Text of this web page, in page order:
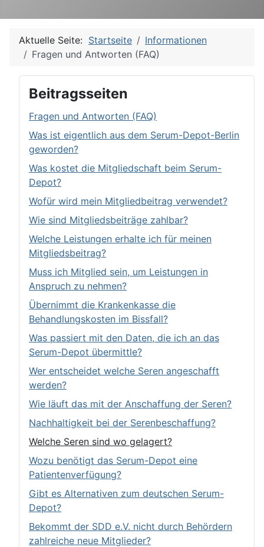
Aktuelle Seite: Startseite
Informationen
Fragen und Antworten (FAQ)
Beitragsseiten
Fragen und Antworten (FAQ)
Was ist eigentlich aus dem Serum-Depot-Berlin
geworden?
Was kostet die Mitgliedschaft beim Serum-
Depot?
Wofür wird mein Mitgliedbeitrag verwendet?
Wie sind Mitgliedsbeiträge zahlbar?
Welche Leistungen erhalte ich für meinen
Mitgliedsbeitrag?
Muss ich Mitglied sein, um Leistungen in
Anspruch zu nehmen?
Übernimmt die Krankenkasse die
Behandlungskosten im Bissfall?
Was passiert mit den Daten, die ich an das
Serum-Depot übermittle?
Wer entscheidet welche Seren angeschafft
werden?
Wie läuft das mit der Anschaffung der Seren?
Nachhaltigkeit bei der Serenbeschaffung?
Welche Seren sind wo gelagert?
Wozu benötigt das Serum-Depot eine
Patientenverfügung?
Gibt es Alternativen zum deutschen Serum-
Depot?
Bekommt der SDD e.V. nicht durch Behördern
zahlreiche neue Mitglieder?